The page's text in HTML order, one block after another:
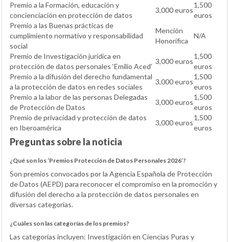
Premio a la Formación, educación y
concienciación en protección de datos
3,000 euros
1,500
euros
Premio a las Buenas prácticas de
cumplimiento normativo y responsabilidad
social
Mención
Honorífica
N/A
Premio de Investigación jurídica en
protección de datos personales ‘Emilio Aced’
3,000 euros
1,500
euros
Premio a la difusión del derecho fundamental
a la protección de datos en redes sociales
3,000 euros
1,500
euros
Premio a la labor de las personas Delegadas
de Protección de Datos
3,000 euros
1,500
euros
Premio de privacidad y protección de datos
en Iberoamérica
3,000 euros
1,500
euros
Preguntas sobre la noticia
¿Qué son los ‘Premios Protección de Datos Personales 2026’?
Son premios convocados por la Agencia Española de Protección
de Datos (AEPD) para reconocer el compromiso en la promoción y
difusión del derecho a la protección de datos personales en
diversas categorías.
¿Cuáles son las categorías de los premios?
Las categorías incluyen: Investigación en Ciencias Puras y